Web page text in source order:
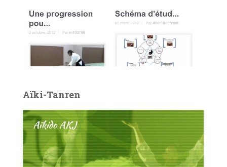
Aïki-Tanren